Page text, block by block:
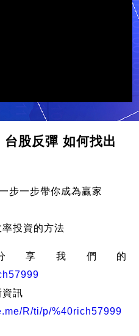
股反彈 如何找出
步一步帶你成為贏家
投資的方法
享我們的
訊
R/ti/p/%40rich57999